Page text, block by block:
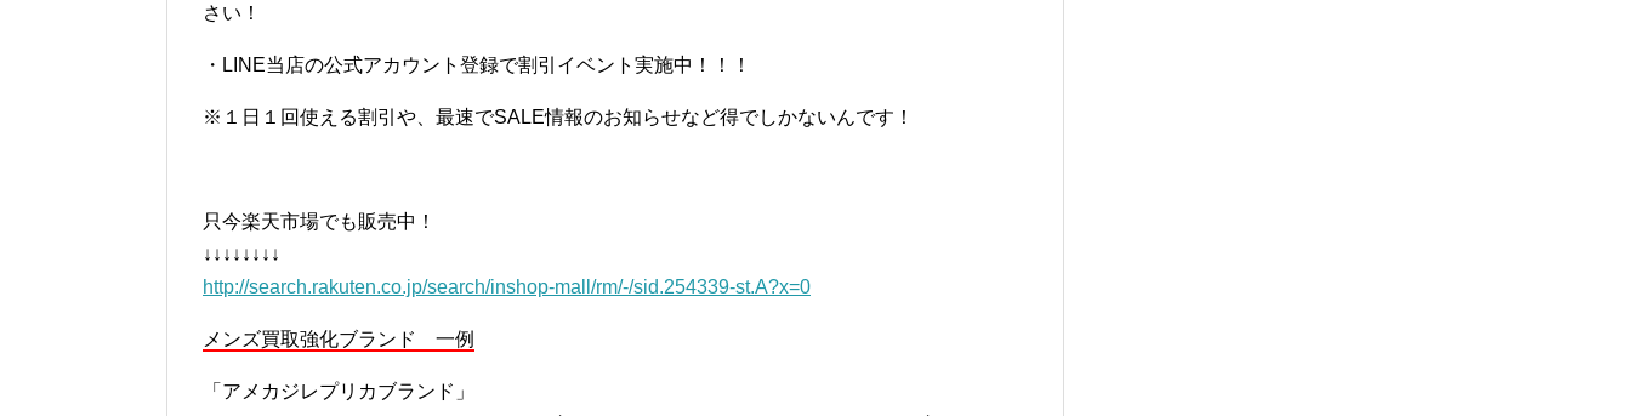
さい！
・LINE当店の公式アカウント登録で割引イベント実施中！！！
※１日１回使える割引や、最速でSALE情報のお知らせなど得でしかないんです！
只今楽天市場でも販売中！
http://search.rakuten.co.jp/search/inshop-mall/rm/-/sid.254339-st.A?x=0
メンズ買取強化ブランド 一例